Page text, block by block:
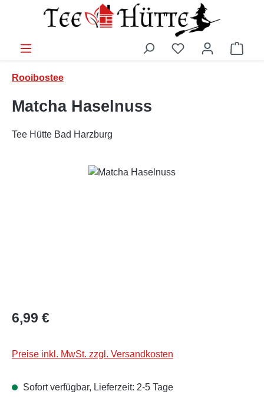
Zum Hauptinhalt springen
Rooibostee
Matcha Haselnuss
Tee Hütte Bad Harzburg
Bildergalerie überspringen
Regulärer Preis:
6,99 €
Preise inkl. MwSt. zzgl. Versandkosten
Sofort verfügbar, Lieferzeit: 2-5 Tage